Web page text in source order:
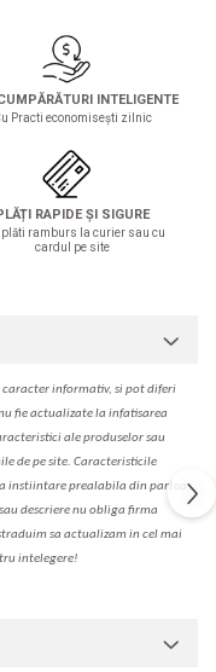
INTELIGENTE
Practi economisești zilnic
RAPIDE ȘI SIGURE
plăti ramburs la curier sau cu
cardul pe site
caracter informativ, si pot diferi
fie actualizate la infatisarea
ale produselor sau
de pe site. Caracteristicile
a instiintare prealabila din partea
descriere nu obliga firma
aduim sa actualizam in cel mai
intelegere!